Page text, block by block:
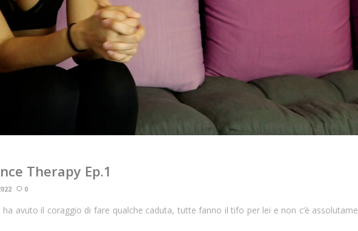
Therapy Ep.1
0
ha avuto il coraggio di fare qualche caduta, tutte fanno il tifo per lei e non c’è